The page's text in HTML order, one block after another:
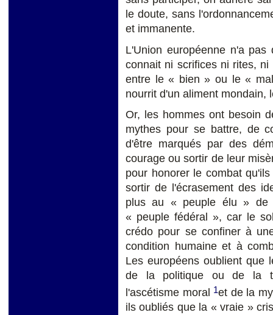
le doute, sans
et immanente.
L'Union européenne n'a
connait ni scrifices ni rites,
entre le « bien » ou le «
nourrit d'un aliment mondain,
Or, les hommes ont besoin
mythes pour se battre, de
d'être marqués par des
courage ou sortir de leur
pour honorer le combat
sortir de l'écrasement des
plus au « peuple élu » de
« peuple fédéral », car le
crédo pour se confiner à
condition humaine et à
Les européens oublient que
de la politique ou de la
l'ascétisme moral
1et de la
ils oubliés que la « vraie »